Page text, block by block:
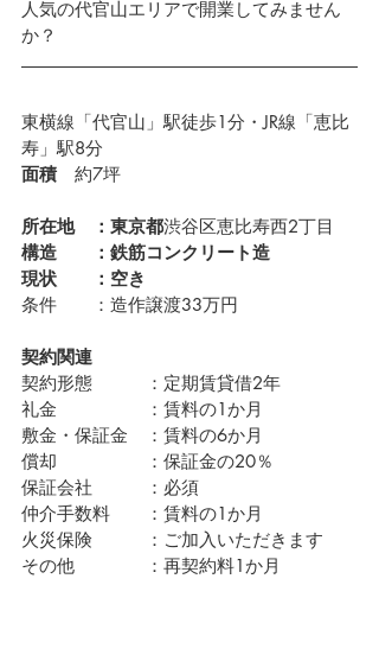
人気の代官山エリアで開業してみません
か？
東横線「代官山」駅徒歩1分・JR線「恵比
寿」駅8分
面積 約7坪
所在地　：東京都渋谷区恵比寿西2丁目
構造　　：鉄筋コンクリート造
現状　　：空き
条件　　：造作譲渡33万円
契約関連
契約形態　　　：定期賃貸借2年
礼金　　　　　：賃料の1か月
敷金・保証金　：賃料の6か月
償却　　　　　：保証金の20％
保証会社　　　：必須
仲介手数料　　：賃料の1か月
火災保険　　　：ご加入いただきます
その他　　　　：再契約料1か月